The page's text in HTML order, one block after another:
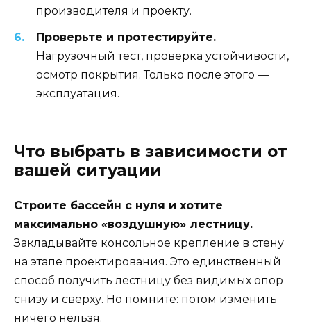
производителя и проекту.
Проверьте и протестируйте.
Нагрузочный тест, проверка устойчивости,
осмотр покрытия. Только после этого —
эксплуатация.
Что выбрать в зависимости от
вашей ситуации
Строите бассейн с нуля и хотите
максимально «воздушную» лестницу.
Закладывайте консольное крепление в стену
на этапе проектирования. Это единственный
способ получить лестницу без видимых опор
снизу и сверху. Но помните: потом изменить
ничего нельзя.